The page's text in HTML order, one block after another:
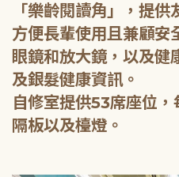
「樂齡閱讀角」，提供
方便長輩使用且兼顧安
眼鏡和放大鏡，以及健
及銀髮健康資訊。
自修室提供53席座位